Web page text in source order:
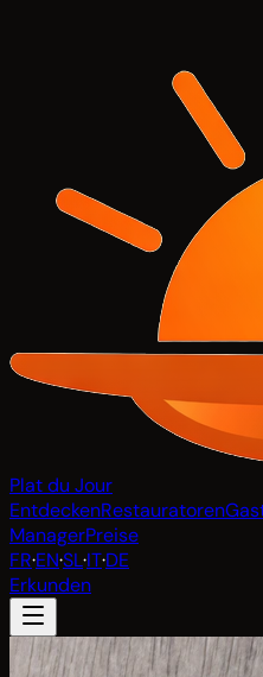
Plat du Jour
EntdeckenRestauratoren
ManagerPreise
FR·EN·SL·IT·DE
Erkunden